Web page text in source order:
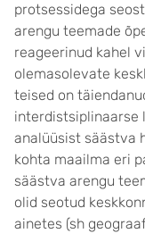
protsessidega
arengu teemade
reageerinud kahel
olemasolevate
teised on
interdistsiplinaarse
analüüsist säästva
kohta maailma eri
säästva arengu
olid seotud
ainetes (sh